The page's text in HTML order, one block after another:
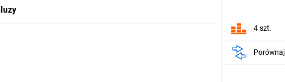
4 szt.
Porównaj